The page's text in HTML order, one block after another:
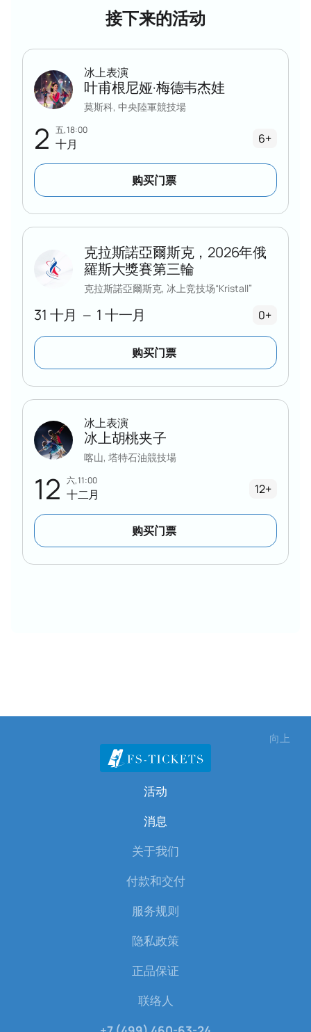
位，并立即查看票价。价格取决于所选区域：提供标准
座位及高端VIP包厢。
通过座位图选择最佳位置；
选座时可获得客服经理咨询；
为企业客户提供快速支持。
选座后即可查看具体价格——费用会因区域和舒适度而
有所不同。建议提前购票：最佳座位很快会被体育迷和
冰上表演爱好者抢购一空。
接下来的活动
2 五, 18:00
十月
冰上表演
叶甫根尼娅·梅德韦杰娃
莫斯科, 中央陸軍競技場
6+
购买门票
31 十月 — 1 十一月
克拉斯諾亞爾斯克，2026年俄
羅斯大獎賽第三輪
克拉斯諾亞爾斯克, 冰上竞技场“Kristall”
0+
购买门票
12 六, 11:00
十二月
冰上表演
冰上胡桃夹子
喀山, 塔特石油競技場
12+
购买门票
向上
活动
消息
关于我们
付款和交付
服务规则
隐私政策
正品保证
联络人